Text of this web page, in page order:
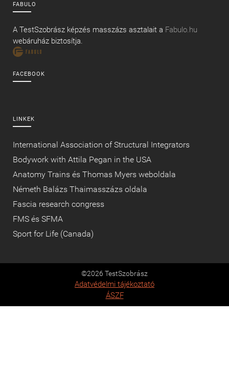
FABULO
A TestSzobrász képzés masszázs asztalait a Fabulo.hu
webáruház biztosítja.
FACEBOOK
LINKEK
International Association of Structural Integrators
Bodywork with Attila Pegan in the USA
Anatomy Trains és Thomas Myers weboldala
Németh Balázs Thaimasszázs oldala
Fascia research congress
FMS és SFMA
Sport for Life (Canada)
©2026 TestSzobrász
Adatvédelmi tájékoztató
ÁSZF